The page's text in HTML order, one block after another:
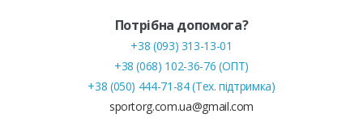
Потрібна допомога?
+38 (093) 313-13-01
+38 (068) 102-36-76 (ОПТ)
+38 (050) 444-71-84 (Тех. підтримка)
sportorg.com.ua@gmail.com